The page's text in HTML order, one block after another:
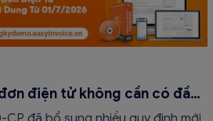
điện tử không cần có đầy